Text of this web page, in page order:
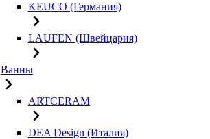
KEUCO (Германия)
LAUFEN (Швейцария)
Ванны
ARTCERAM
DEA Design (Италия)